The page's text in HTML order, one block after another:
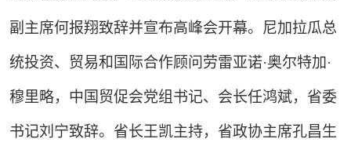
副主席何报翔致辞并宣布高峰会开幕。尼加拉瓜总
统投资、贸易和国际合作顾问劳雷亚诺·奥尔特加·
穆里略，中国贸促会党组书记、会长任鸿斌，省委
书记刘宁致辞。省长王凯主持，省政协主席孔昌生